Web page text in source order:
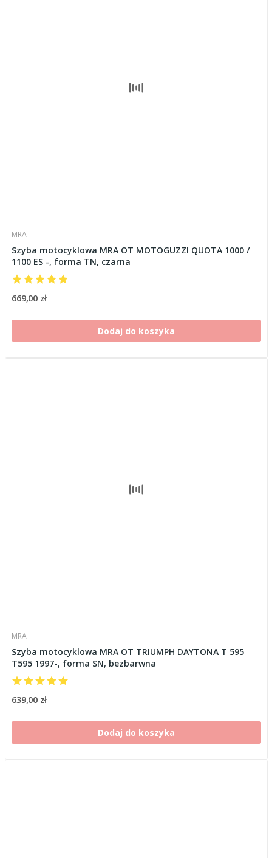
MRA
Szyba motocyklowa MRA OT MOTOGUZZI QUOTA 1000 /
1100 ES -, forma TN, czarna
669,00 zł
Dodaj do koszyka
MRA
Szyba motocyklowa MRA OT TRIUMPH DAYTONA T 595
T595 1997-, forma SN, bezbarwna
639,00 zł
Dodaj do koszyka